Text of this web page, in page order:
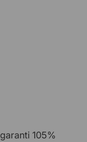
105%